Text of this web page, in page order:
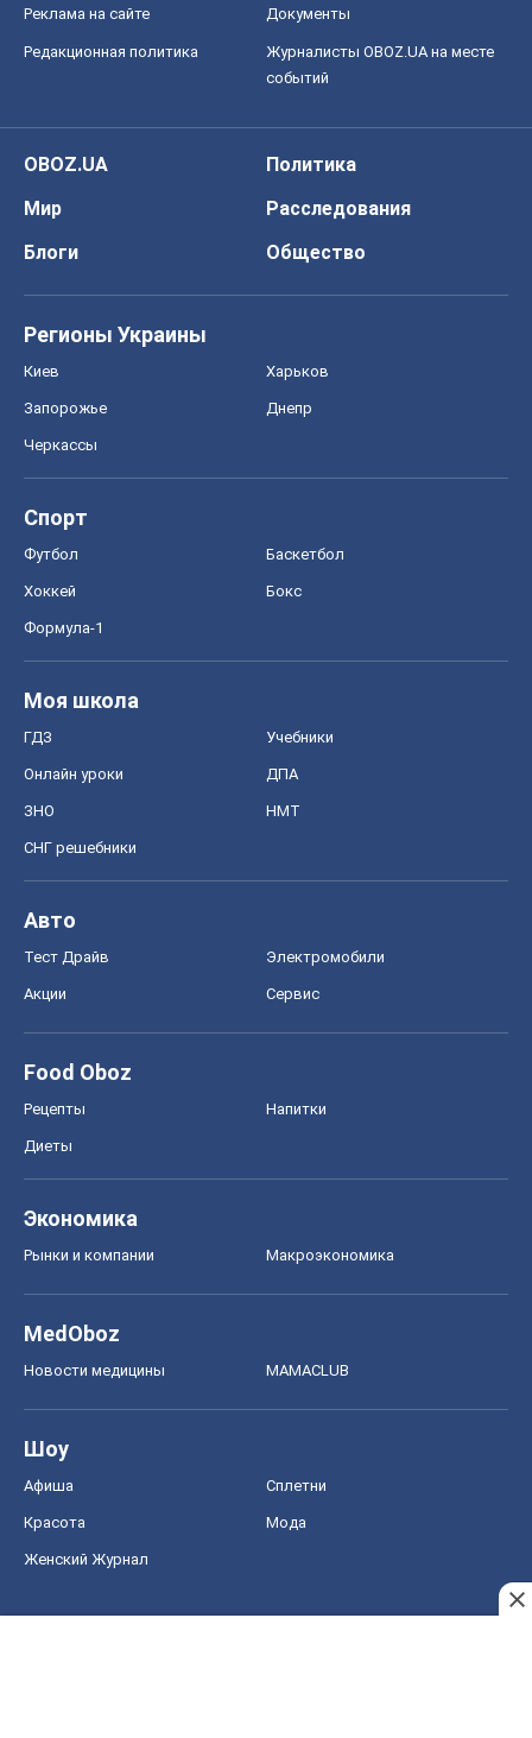
Реклама на сайте Документы
Редакционная политика
Журналисты OBOZ.UA на месте
событий
OBOZ.UA
Политика
Мир
Расследования
Блоги
Общество
Регионы Украины
Киев Харьков
Запорожье Днепр
Черкассы
Спорт
Футбол Баскетбол
Хоккей Бокс
Формула-1
Моя школа
ГДЗ Учебники
Онлайн уроки ДПА
ЗНО НМТ
СНГ решебники
Авто
Тест Драйв Электромобили
Акции Сервис
Food Oboz
Рецепты Напитки
Диеты
Экономика
Рынки и компании Mакроэкономика
MedOboz
Новости медицины MAMACLUB
Шоу
Афиша Сплетни
Красота Мода
Женский Журнал